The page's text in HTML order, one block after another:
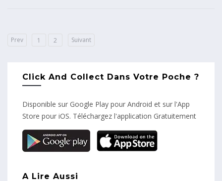
Prev 1 2 Suivant
Click And Collect Dans Votre Poche ?
Disponible sur Google Play pour Android et sur l'App
Store pour iOS. Téléchargez l'application Gratuitement
A Lire Aussi